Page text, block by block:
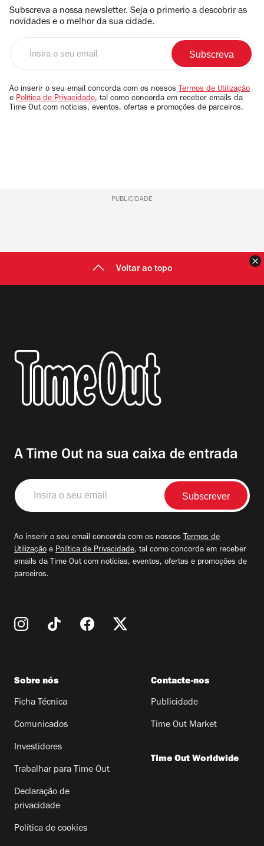
Subscreva a nossa newsletter. Seja o primerio a descobrir as
novidades e o melhor da sua cidade.
email
Ao inserir o seu email concorda com os nossos Termos de Utilização
e Política de Privacidade, tal como concorda em receber emails da
Time Out com notícias, eventos, ofertas e promoções de parceiros.
PUBLICIDADE
Voltar ao topo
A Time Out na sua caixa de entrada
Insira
o
seu
Ao inserir o seu email concorda com os nossos Termos de
Utilização e Política de Privacidade, tal como concorda em receber
emails da Time Out com notícias, eventos, ofertas e promoções de
parceiros.
Sobre nós
Ficha Técnica
Comunicados
Investidores
Trabalhar para Time Out
Declaração de
privacidade
Política de cookies
Contacte-nos
Publicidade
Time Out Market
Time Out Worldwide